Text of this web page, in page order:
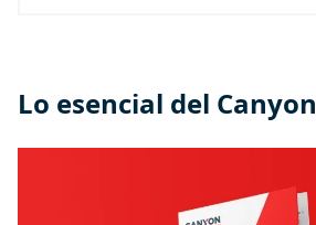
Lo esencial del Canyon